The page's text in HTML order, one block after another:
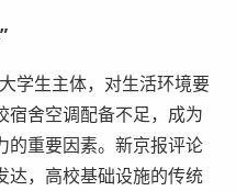
学生主体，对生活环境要
宿舍空调配备不足，成为
的重要因素。新京报评论
达，高校基础设施的传统